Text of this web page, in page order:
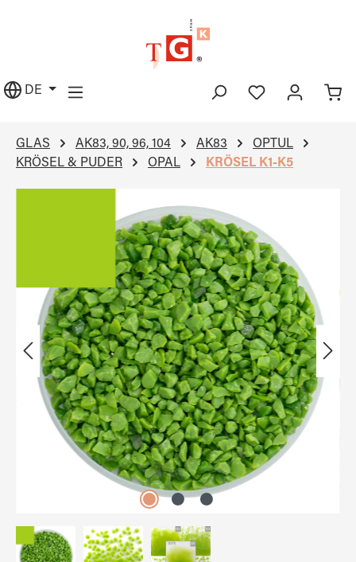
DE
GLAS AK83, 90, 96, 104 AK83
OPTUL
KRÖSEL & PUDER
OPAL KRÖSEL K1-K5